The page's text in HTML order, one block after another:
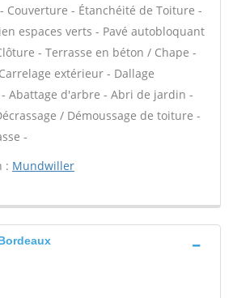
Couverture - Étanchéité de Toiture -
espaces verts - Pavé autobloquant
- Terrasse en béton / Chape -
extérieur - Dallage
Abattage d'arbre - Abri de jardin -
/ Démoussage de toiture -
-
: Mundwiller